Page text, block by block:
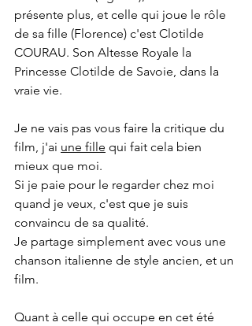
présente plus, et celle qui joue le rôle
de sa fille (Florence) c'est Clotilde
COURAU. Son Altesse Royale la
Princesse Clotilde de Savoie, dans la
vraie vie.
Je ne vais pas vous faire la critique du
film, j'ai une fille qui fait cela bien
mieux que moi.
Si je paie pour le regarder chez moi
quand je veux, c'est que je suis
convaincu de sa qualité.
Je partage simplement avec vous une
chanson italienne de style ancien, et un
film.
Quant à celle qui occupe en cet été